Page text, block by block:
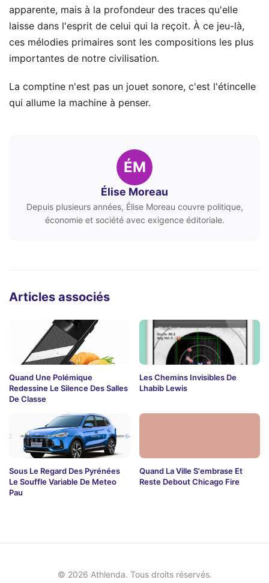
apparente, mais à la profondeur des traces qu'elle
laisse dans l'esprit de celui qui la reçoit. À ce jeu-là,
ces mélodies primaires sont les compositions les plus
importantes de notre civilisation.
La comptine n'est pas un jouet sonore, c'est l'étincelle
qui allume la machine à penser.
ÉM
Élise Moreau
Depuis plusieurs années, Élise Moreau couvre politique,
économie et société avec exigence éditoriale.
Articles associés
Quand Une Polémique
Redessine Le Silence Des Salles
De Classe
Les Chemins Invisibles De
Lhabib Lewis
Sous Le Regard Des Pyrénées
Le Souffle Variable De Meteo
Pau
Quand La Ville S'embrase Et
Reste Debout Chicago Fire
© 2026 Athlenda. Tous droits réservés.